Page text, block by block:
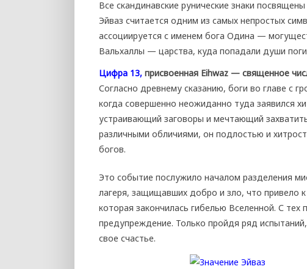
Все скандинавские рунические знаки посвящены
Эйваз считается одним из самых непростых
ассоциируется с именем бога Одина —
Вальхаллы — царства, куда попадали души
Цифра 13, присвоенная Eihwaz — священное
Согласно древнему сказанию, боги во главе с
когда совершенно неожиданно туда заявился
устраивающий заговоры и мечтающий
различными обличиями, он подлостью и
богов.
Это событие послужило началом разделения
лагеря, защищавших добро и зло, что привело к
которая закончилась гибелью Вселенной. С
предупреждение. Только пройдя ряд
свое счастье.